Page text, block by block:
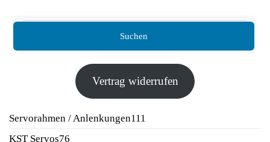
Suchen
Vertrag widerrufen
Servorahmen / Anlenkungen111
KST Servos76